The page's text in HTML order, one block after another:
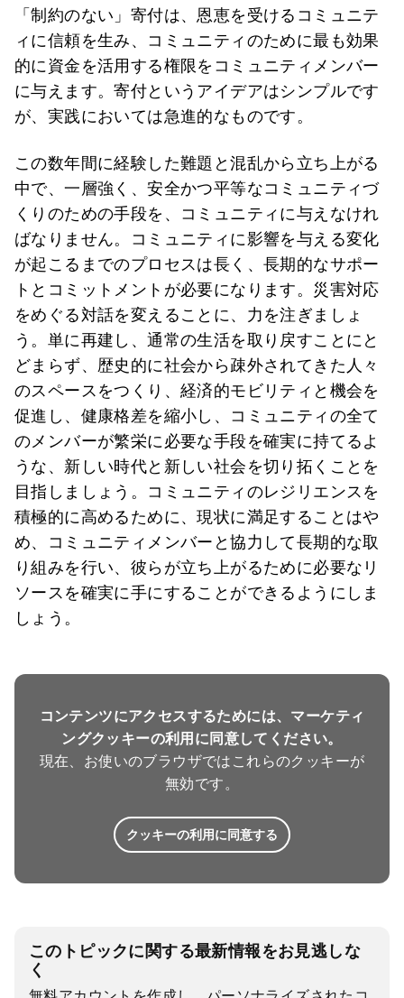
「制約のない」寄付は、恩恵を受けるコミュニテ
ィに信頼を生み、コミュニティのために最も効果
的に資金を活用する権限をコミュニティメンバー
に与えます。寄付というアイデアはシンプルです
が、実践においては急進的なものです。
この数年間に経験した難題と混乱から立ち上がる
中で、一層強く、安全かつ平等なコミュニティづ
くりのための手段を、コミュニティに与えなけれ
ばなりません。コミュニティに影響を与える変化
が起こるまでのプロセスは長く、長期的なサポー
トとコミットメントが必要になります。災害対応
をめぐる対話を変えることに、力を注ぎましょ
う。単に再建し、通常の生活を取り戻すことにと
どまらず、歴史的に社会から疎外されてきた人々
のスペースをつくり、経済的モビリティと機会を
促進し、健康格差を縮小し、コミュニティの全て
のメンバーが繁栄に必要な手段を確実に持てるよ
うな、新しい時代と新しい社会を切り拓くことを
目指しましょう。コミュニティのレジリエンスを
積極的に高めるために、現状に満足することはや
め、コミュニティメンバーと協力して長期的な取
り組みを行い、彼らが立ち上がるために必要なリ
ソースを確実に手にすることができるようにしま
しょう。
コンテンツにアクセスするためには、マーケティ
ングクッキーの利用に同意してください。
現在、お使いのブラウザではこれらのクッキーが
無効です。
クッキーの利用に同意する
このトピックに関する最新情報をお見逃しな
く